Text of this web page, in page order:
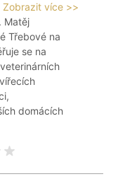
Zobrazit více >>
Matěj
Třebové na
se na
domácích